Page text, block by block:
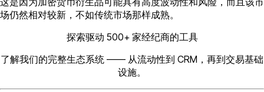
场仍然相对较新，不如传统市场那样成熟。
探索驱动 500+ 家经纪商的工具
了解我们的完整生态系统 —— 从流动性到 CRM，再到交易基础
设施。